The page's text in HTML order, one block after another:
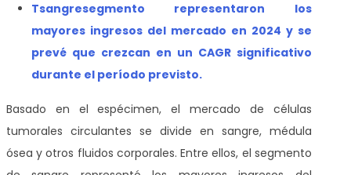
Tsangresegmento representaron los
mayores ingresos del mercado en 2024 y se
prevé que crezcan en un CAGR significativo
durante el período previsto.
Basado en el espécimen, el mercado de células
tumorales circulantes se divide en sangre, médula
ósea y otros fluidos corporales. Entre ellos, el segmento